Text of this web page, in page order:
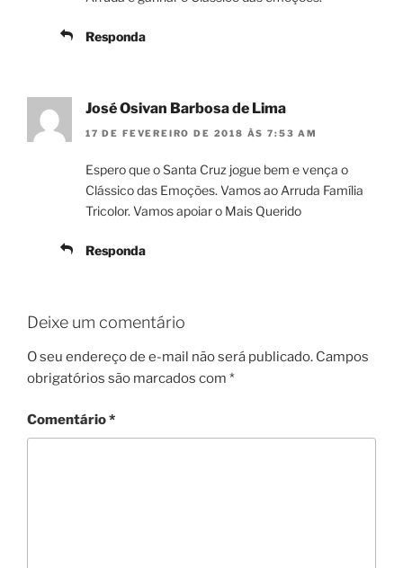
Responda
José Osivan Barbosa de Lima
17 DE FEVEREIRO DE 2018 ÀS 7:53 AM
Espero que o Santa Cruz jogue bem e vença o
Clássico das Emoções. Vamos ao Arruda Família
Tricolor. Vamos apoiar o Mais Querido
Responda
Deixe um comentário
O seu endereço de e-mail não será publicado. Campos
obrigatórios são marcados com *
Comentário*